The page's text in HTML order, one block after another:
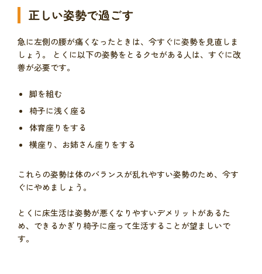
正しい姿勢で過ごす
急に左側の腰が痛くなったときは、今すぐに姿勢を見直しま
しょう。 とくに以下の姿勢をとるクセがある人は、すぐに改
善が必要です。
脚を組む
椅子に浅く座る
体育座りをする
横座り、お姉さん座りをする
これらの姿勢は体のバランスが乱れやすい姿勢のため、今す
ぐにやめましょう。
とくに床生活は姿勢が悪くなりやすいデメリットがあるた
め、できるかぎり椅子に座って生活することが望ましいで
す。